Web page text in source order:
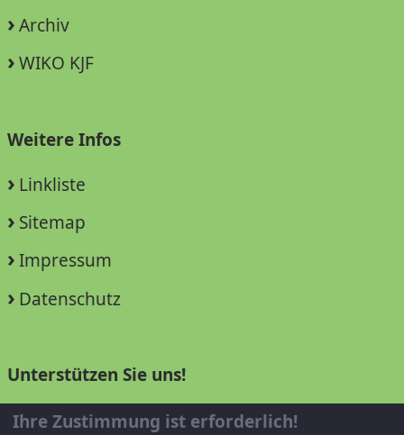
Archiv
WIKO KJF
Weitere Infos
Linkliste
Sitemap
Impressum
Datenschutz
Unterstützen Sie uns!
Mitglied werden
Ihre Zustimmung ist erforderlich!